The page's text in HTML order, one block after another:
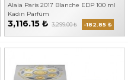
Alaia Paris 2017 Blanche EDP 100 ml
Kadın Parfüm
3,116.15 ₺ 3,299.00 ₺ -182.85 ₺